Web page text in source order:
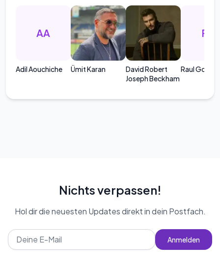
AA
Adil Aouchiche Ümit Karan
David Robert
Joseph Beckham
RG
Raul
Nichts verpassen!
Hol dir die neuesten Updates direkt in dein Postfach.
Anmelden